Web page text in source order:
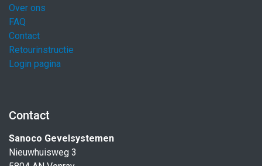
Over ons
FAQ
Contact
Retourinstructie
Login pagina
Contact
Sanoco Gevelsystemen
Nieuwhuisweg 3